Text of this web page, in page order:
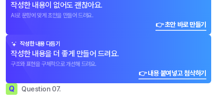
작성한 내용이 없어도 괜찮아요.
AI로 문항에 맞게 초안을 만들어 드려요.
👉 초안 바로 만들기
작성한 내용 다듬기
작성한 내용을 더 좋게 만들어 드려요.
구조와 표현을 구체적으로 개선해 드려요.
👉 내용 붙여넣고 첨삭하기
Q Question 07.